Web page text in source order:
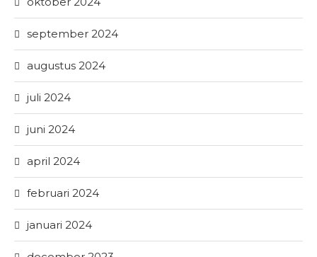
september 2024
augustus 2024
juli 2024
juni 2024
april 2024
februari 2024
januari 2024